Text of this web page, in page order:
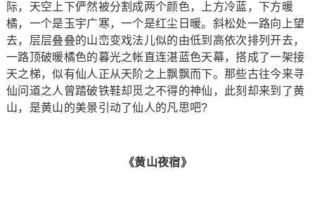
际，天空上下俨然被分割成两个颜色，上方冷蓝，下方暖
橘，一个是玉宇广寒，一个是红尘日暖。斜松处一路向上望
去，层层叠叠的山峦变戏法儿似的由低到高依次排列开去，
一路顶破暖橘色的暮光之帐直连湛蓝色天幕，搭成了一架接
天之梯，似有仙人正从天阶之上飘飘而下。那些古往今来寻
仙问道之人曾踏破铁鞋却觅之不得的神仙，此刻却来到了黄
山，是黄山的美景引动了仙人的凡思吧?
《黄山夜宿》